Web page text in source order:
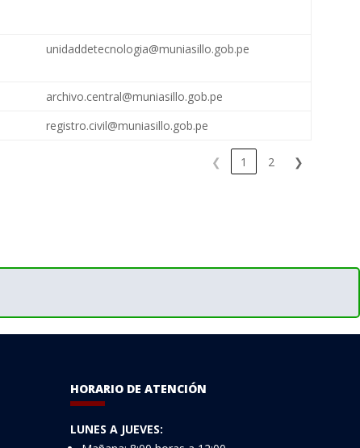
unidaddetecnologia@muniasillo.gob.pe
archivo.central@muniasillo.gob.pe
registro.civil@muniasillo.gob.pe
❮ 1 2 ❯
HORARIO DE ATENCIÓN
LUNES A JUEVES: